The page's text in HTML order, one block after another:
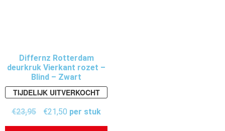
Differnz Rotterdam
deurkruk Vierkant rozet –
Blind – Zwart
TIJDELIJK UITVERKOCHT
€23,95 €21,50 per stuk